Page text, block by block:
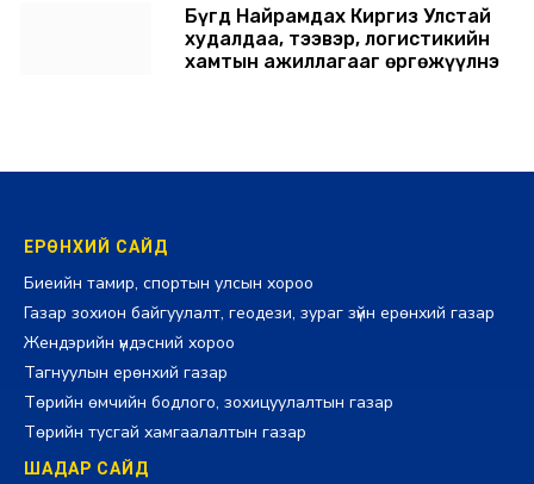
Бүгд Найрамдах Киргиз Улстай
худалдаа, тээвэр, логистикийн
хамтын ажиллагааг өргөжүүлнэ
ЕРӨНХИЙ САЙД
Биеийн тамир, спортын улсын хороо
Газар зохион байгуулалт, геодези, зураг зүйн ерөнхий газар
Жендэрийн үндэсний хороо
Тагнуулын ерөнхий газар
Төрийн өмчийн бодлого, зохицуулалтын газар
Төрийн тусгай хамгаалалтын газар
ШАДАР САЙД